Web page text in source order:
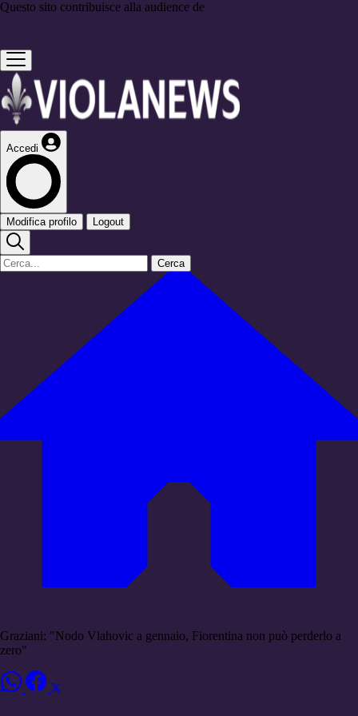
Questo sito contribuisce alla audience de
Accedi
Modifica profilo Logout
Cerca
Graziani: "Nodo Vlahovic a gennaio, Fiorentina non può perderlo a
zero"